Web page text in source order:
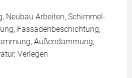
Neubau Arbeiten, Schimmel-
Fassadenbeschichtung,
Außendämmung,
Verlegen